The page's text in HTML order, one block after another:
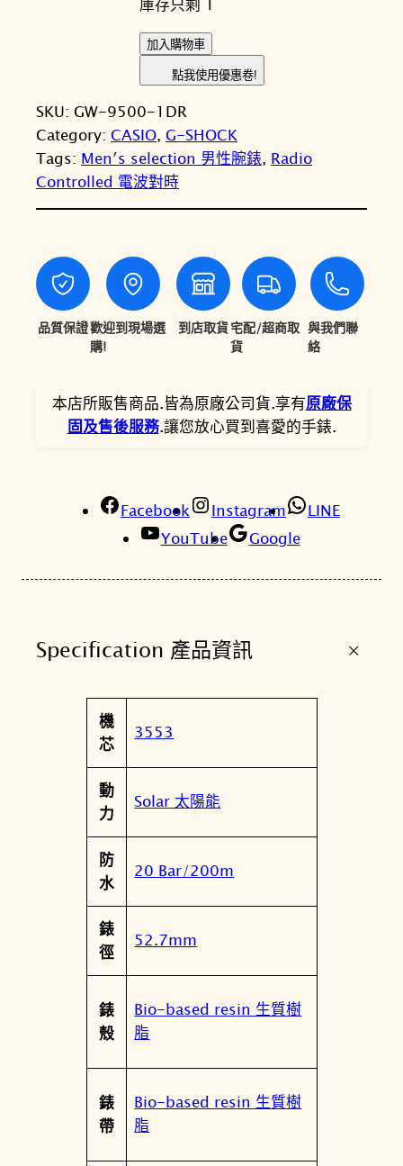
價
格
：
T
$
,
0
0
9
6
0
。
庫存只剩 1
C
S
I
O
卡
西
歐
-
S
H
O
G
W
-
0
0
1
D
A
系
列
野
地
紅
電
波
太
陽
數
位
錶
量
加入購物車
點我使用優惠卷!
SKU: GW-9500-1DR
Category: CASIO, G-SHOCK
Tags: Men′s selection 男性腕錶, Radio
Controlled 電波對時
品質保證歡迎到現場選
購!
到店取貨宅配/超商取
貨
與我們聯
絡
本店所販售商品.皆為原廠公司貨.享有原廠保
固及售後服務.讓您放心買到喜愛的手錶.
Facebook Instagram
LINE
YouTube
Google
Specification 產品資訊 +
屬
性
值
機
芯
3553
動
力
Solar 太陽能
防
水
20 Bar/200m
錶
徑
52.7mm
錶
殼
Bio-based resin 生質樹
脂
錶
帶
Bio-based resin 生質樹
脂